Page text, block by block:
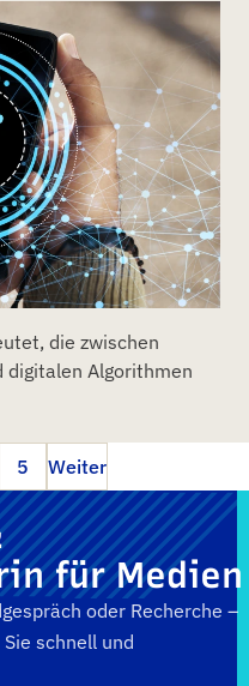
die zwischen
digitalen Algorithmen
5 Weiter
für Medien
oder Recherche –
schnell und